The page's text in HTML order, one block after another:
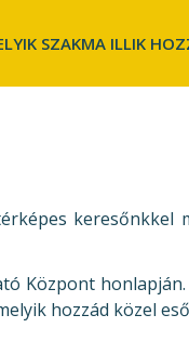
SZAKMA ILLIK
keresőnkkel
Központ
hozzád közel